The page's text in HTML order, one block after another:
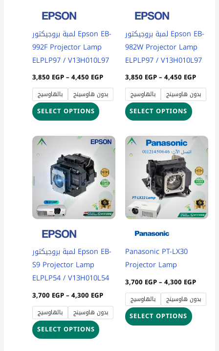
لمبة بروجيكتور Epson EB-
992F Projector Lamp
ELPLP97 / V13H010L97
3,850 EGP– 4,450 EGP
بالهاوسيج بدون هاوسينج
SELECT OPTIONS
be
chosen
on
product
page
لمبة بروجيكتور Epson EB-
982W Projector Lamp
ELPLP97 / V13H010L97
3,850 EGP– 4,450 EGP
بالهاوسيج بدون هاوسينج
SELECT OPTIONS
be
chosen
on
product
page
لمبة بروجيكتور Epson EB-
S9 Projector Lamp
ELPLP54 / V13H010L54
3,700 EGP– 4,300 EGP
Price
range:
3,700 EGP
through
4,300 EGP
بالهاوسيج بدون هاوسينج
SELECT OPTIONS
This
product
has
multiple
variants.
The
options
be
on
product
page
Panasonic PT-LX30
Projector Lamp
3,700 EGP– 4,300 EGP
Price
range:
3,700
4,300
بالهاوسيج بدون هاوسينج
SELECT OPTIONS
This
product
has
multiple
The
options
the
product
page